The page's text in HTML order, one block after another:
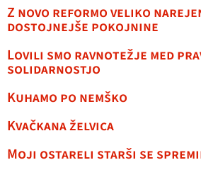
Z novo reformo veliko
dostojnejše pokojnine
Lovili smo ravnotežje med
solidarnostjo
Kuhamo po nemško
Kvačkana želvica
Moji ostareli starši se